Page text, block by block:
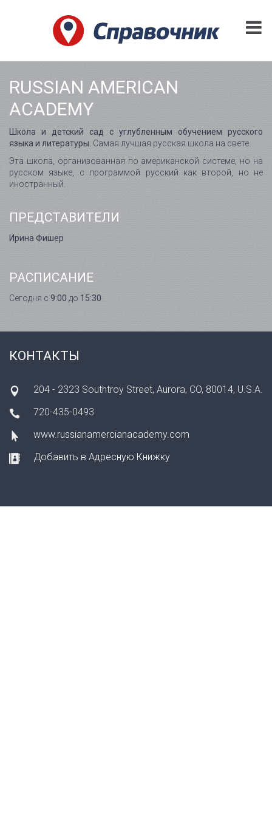
RUSSIAN AMERICAN
ACADEMY
Школа и детский сад с углубленным обучением русского
языка и литературы. Самая лучшая русская школа на свете.
Эта школа, организованная по американской системе, но на
русском языке, с программой русский как второй, но не
иностранный.
ПРЕДСТАВИТЕЛИ
Ирина Фишер
РАСПИСАНИЕ
Сегодня с 9:00 до 15:30
КОНТАКТЫ
204 - 2323 Southtroy Street, Aurora, CO, 80014, U.S.A.
720-435-0493
www.russianamercianacademy.com
Добавить в Адресную Книжку